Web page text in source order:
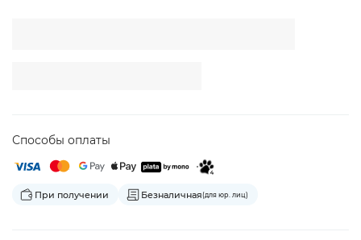
Способы оплаты
При получении Безналичная(для юр. лиц)